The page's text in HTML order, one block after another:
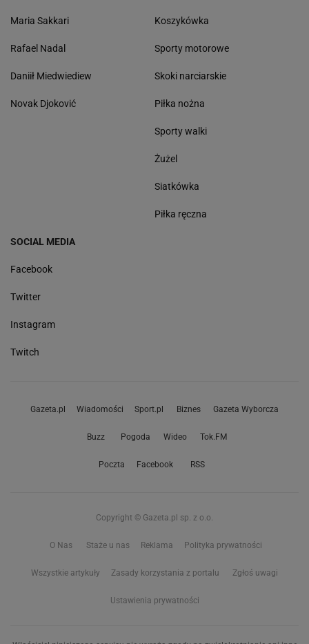
Maria Sakkari
Rafael Nadal
Daniił Miedwiediew
Novak Djoković
Koszykówka
Sporty motorowe
Skoki narciarskie
Piłka nożna
Sporty walki
Żużel
Siatkówka
Piłka ręczna
SOCIAL MEDIA
Facebook
Twitter
Instagram
Twitch
Gazeta.pl Wiadomości Sport.pl Biznes Gazeta Wyborcza
Buzz Pogoda Wideo Tok.FM
Poczta Facebook RSS
Copyright © Gazeta.pl sp. z o.o.
O Nas Staże u nas Reklama Polityka prywatności
Wszystkie artykuły Zasady korzystania z portalu Zgłoś uwagi
Ustawienia prywatności